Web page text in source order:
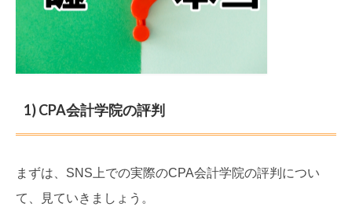
1) CPA会計学院の評判
まずは、SNS上での実際のCPA会計学院の評判につい
て、見ていきましょう。